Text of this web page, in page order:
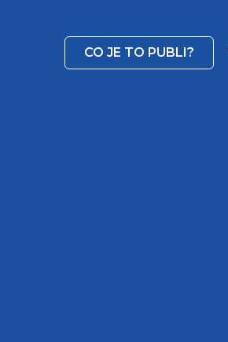
CO JE TO PUBLI?